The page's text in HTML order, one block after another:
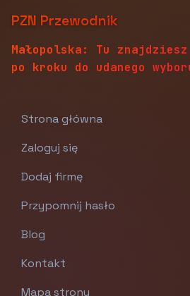
PZN Przewodnik
Małopolska: Tu
po kroku do udanego
Strona główna
Zaloguj się
Dodaj firmę
Przypomnij hasło
Blog
Kontakt
Mapa strony